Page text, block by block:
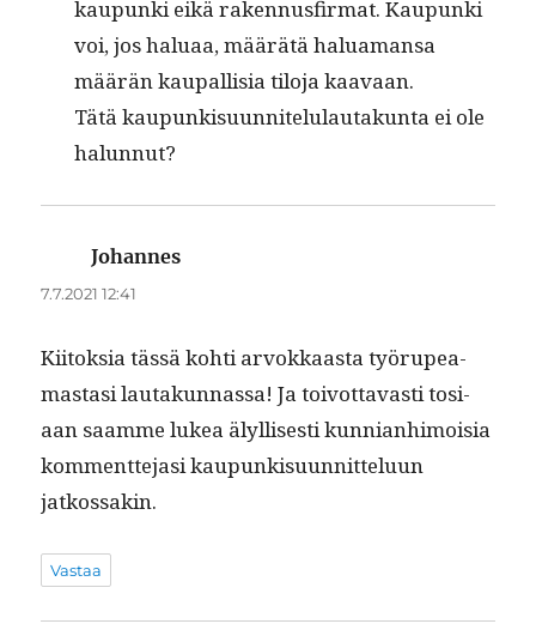
kaupun­ki eikä raken­nus­fir­mat. Kaupun­ki
voi, jos halu­aa, määrätä halu­a­mansa
määrän kau­pal­lisia tilo­ja kaavaan.
Tätä kaupunkisu­un­nitelu­lau­takun­ta ei ole
halunnut?
Johannes
7.7.2021 12:41
Kiitok­sia tässä kohti arvokkaas­ta työru­pea­
mas­tasi lau­takun­nas­sa! Ja toiv­ot­tavasti tosi­
aan saamme lukea älyl­lis­es­ti kun­ni­an­hi­moisia
kom­ment­te­jasi kaupunkisu­un­nit­telu­un
jatkossakin.
Vastaa